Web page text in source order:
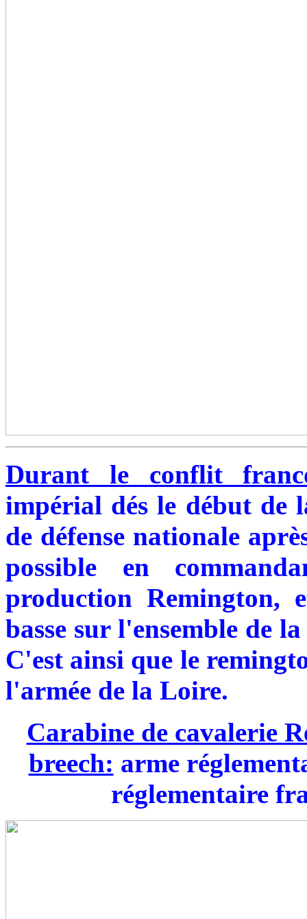
Durant le conflit
impérial dés le début de
de défense nationale
possible en
production Remington,
basse sur l'ensemble de
C'est ainsi que le
l'armée de la Loire.
Carabine de cavalerie
breech: arme
réglementaire